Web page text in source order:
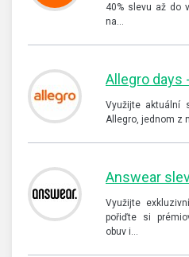
40% slevu až do
na…
Allegro days
Využijte aktuální
Allegro, jednom z
Answear
Využijte
pořiďte si
obuv i…